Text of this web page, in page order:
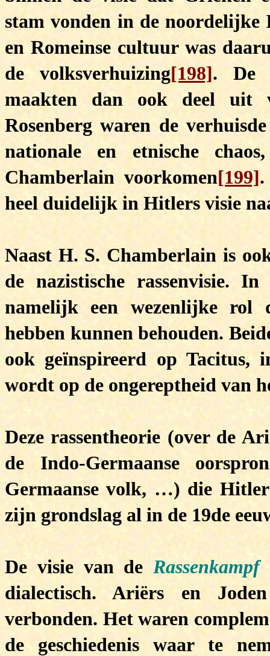
stam vonden in de noordelijke
en Romeinse cultuur was
de volksverhuizing[198]. De
maakten dan ook deel uit
Rosenberg waren de
nationale en etnische
Chamberlain voorkomen[199].
heel duidelijk in Hitlers visie
Naast H. S. Chamberlain is
de nazistische rassenvisie.
namelijk een wezenlijke rol
hebben kunnen behouden.
ook geïnspireerd op Tacitus,
wordt op de ongereptheid van
Deze rassentheorie (over de
de Indo-Germaanse
Germaanse volk, …) die
zijn grondslag al in de 19de
De visie van deRassenkampf
dialectisch. Ariërs en
verbonden. Het waren
de geschiedenis waar te